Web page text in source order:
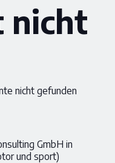
nicht
nicht gefunden
GmbH in
und sport)